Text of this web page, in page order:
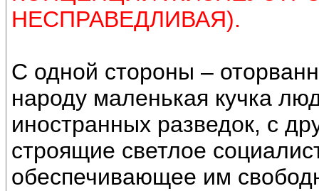
НЕСПРАВЕДЛИВАЯ).
С одной стороны –
народу маленькая кучка
иностранных разведок, с
строящие светлое
обеспечивающее им